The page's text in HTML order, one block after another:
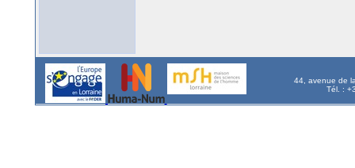
44, avenue de
Tél. :